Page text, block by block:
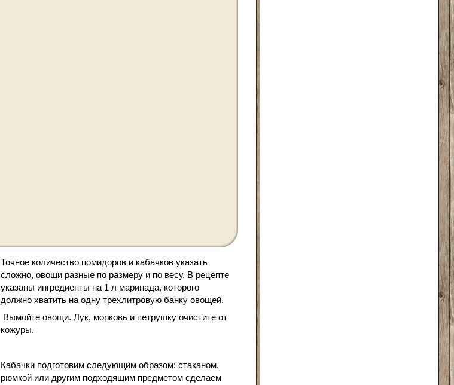
Точное количество помидоров и кабачков указать
сложно, овощи разные по размеру и по весу. В рецепте
указаны ингредиенты на 1 л маринада, которого
должно хватить на одну трехлитровую банку овощей.
Вымойте овощи. Лук, морковь и петрушку очистите от
кожуры.
Кабачки подготовим следующим образом: стаканом,
рюмкой или другим подходящим предметом сделаем